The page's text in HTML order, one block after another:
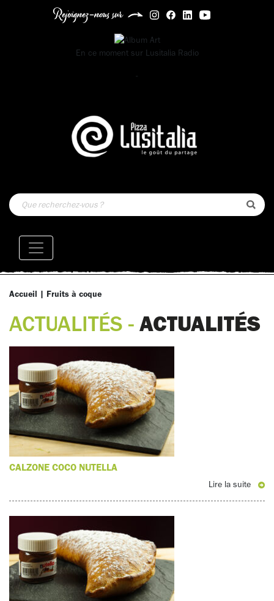
Rejoignez-nous sur
En ce moment sur Lusitalia Radio
-
Accueil | Fruits à coque
ACTUALITÉS - ACTUALITÉS
CALZONE COCO NUTELLA
Lire la suite